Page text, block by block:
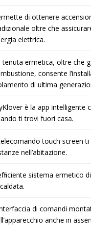
di ottenere
oltre che
elettrica.
tenuta ermetica, oltre che
consente
di ultima
è la app intelligente
ti trovi fuori casa.
touch screen ti
nell’abitazione.
sistema ermetico
di comandi
anche in